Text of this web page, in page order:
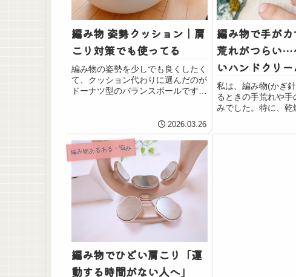
編み物 姿勢クッション｜肩
こり対策でも使ってる
編み物の姿勢を少しでも良くしたく
て、クッション代わりに選んだのが
ドーナツ型のバランスボールです。
整って、肩こりも軽くなるかなと思
って買いました。それから、椅子に
長時間座って編み...
2026.03.26
編み物で手が
荒れがつらい…
いハンドクリ
私は、編み物(かぎ
るときの手荒れや手
みでした。特に、乾
れができやすく、編
糸へ引っかかって
編み物あるある・悩み
編み物でひどい肩こり「運
動する時間がない人へ」